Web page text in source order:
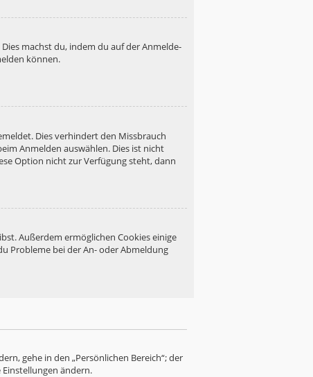
machst du, indem du auf der Anmelde-
können.
Dies verhindert den Missbrauch
Anmelden auswählen. Dies ist nicht
Option nicht zur Verfügung steht, dann
Außerdem ermöglichen Cookies einige
Probleme bei der An- oder Abmeldung
gehe in den „Persönlichen Bereich“; der
ändern.